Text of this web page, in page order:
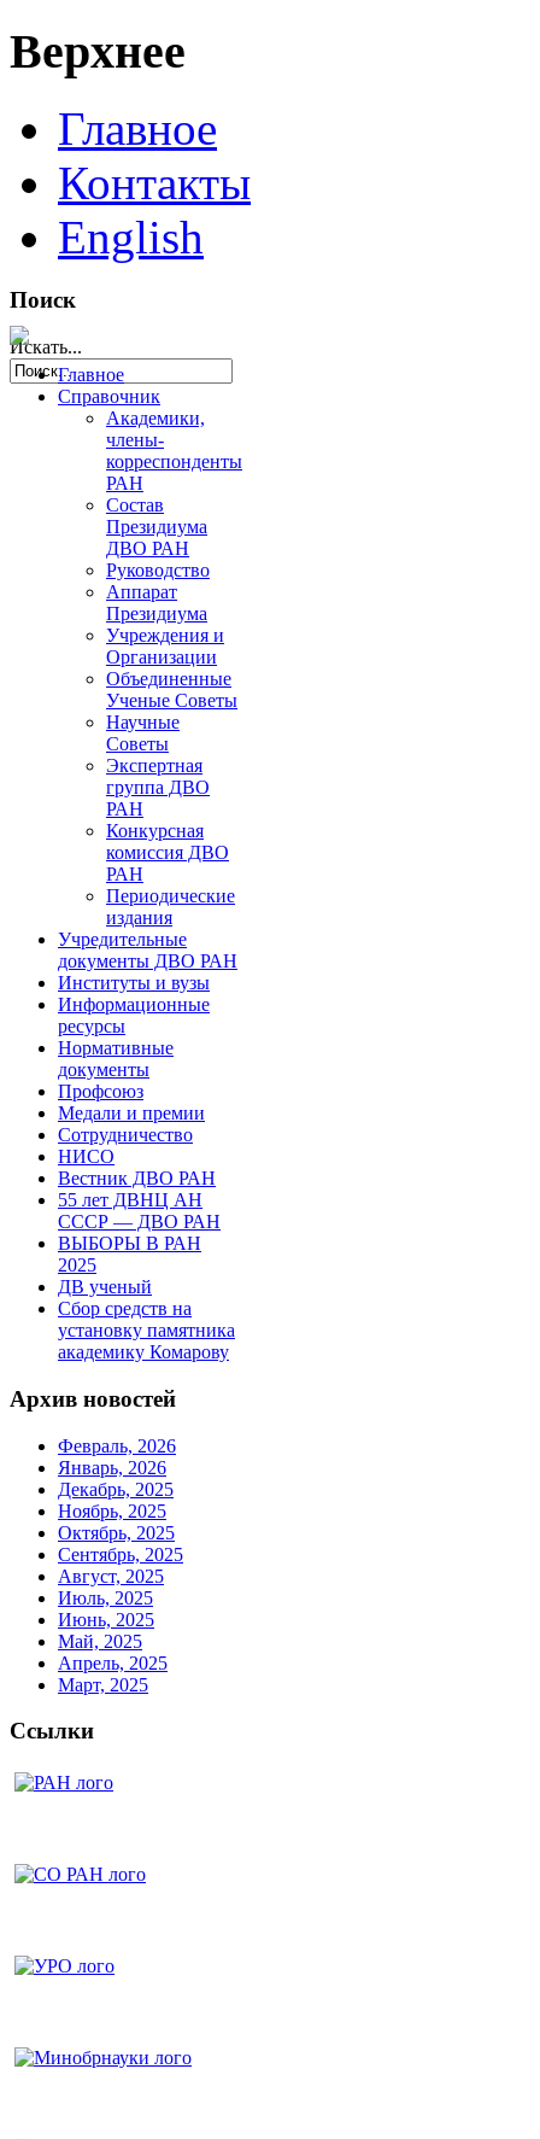
Верхнее
Главное
Контакты
English
Поиск
Искать...
Главное
Справочник
Академики,
члены-
корреспонденты
РАН
Состав
Президиума
ДВО РАН
Руководство
Аппарат
Президиума
Учреждения и
Организации
Объединенные
Ученые Советы
Научные
Советы
Экспертная
группа ДВО
РАН
Конкурсная
комиссия ДВО
РАН
Периодические
издания
Учредительные
документы ДВО РАН
Институты и вузы
Информационные
ресурсы
Нормативные
документы
Профсоюз
Медали и премии
Сотрудничество
НИСО
Вестник ДВО РАН
55 лет ДВНЦ АН
СССР — ДВО РАН
ВЫБОРЫ В РАН
2025
ДВ ученый
Сбор средств на
установку памятника
академику Комарову
Архив новостей
Февраль, 2026
Январь, 2026
Декабрь, 2025
Ноябрь, 2025
Октябрь, 2025
Сентябрь, 2025
Август, 2025
Июль, 2025
Июнь, 2025
Май, 2025
Апрель, 2025
Март, 2025
Ссылки